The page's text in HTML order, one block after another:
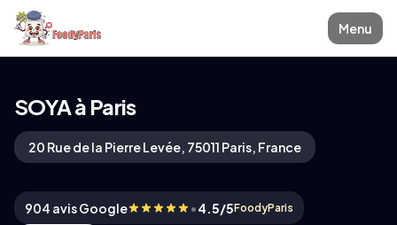
Menu
SOYA à Paris
20 Rue de la Pierre Levée, 75011 Paris, France
904 avis Google •4.5/5FoodyParis